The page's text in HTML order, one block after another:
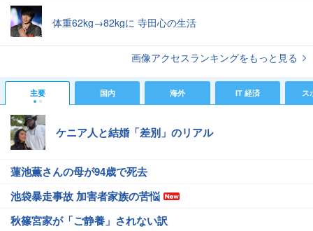
体重62kg→82kgに 寺田心の生活
画像アクセスランキングをもっと見る
主要 国内 海外 IT 経済 ス
ケニア人と結婚「差別」のリアル
蓮池薫さんの母が94歳で死去
池袋暴走事故 加害者家族の苦悩
秋篠宮家が「ご静養」されない訳